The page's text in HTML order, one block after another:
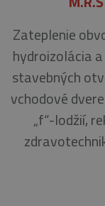
Zateplenie
hydroizolácia
stavebných
vchodové
„f“-lodžií,